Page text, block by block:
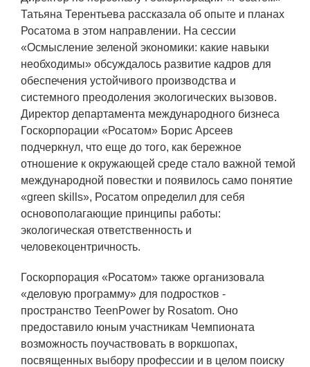
Татьяна Терентьева рассказала об опыте и планах
Росатома в этом направлении. На сессии
«Осмысление зеленой экономики: какие навыки
необходимы» обсуждалось развитие кадров для
обеспечения устойчивого производства и
системного преодоления экологических вызовов.
Директор департамента международного бизнеса
Госкорпорации «Росатом» Борис Арсеев
подчеркнул, что еще до того, как бережное
отношение к окружающей среде стало важной темой
международной повестки и появилось само понятие
«green skills», Росатом определил для себя
основополагающие принципы работы:
экологическая ответственность и
человекоцентричность.
Госкорпорация «Росатом» также организовала
«деловую программу» для подростков -
пространство TeenPower by Rosatom. Оно
предоставило юным участникам Чемпионата
возможность поучаствовать в воркшопах,
посвященных выбору профессии и в целом поиску